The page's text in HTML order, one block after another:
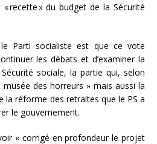
recette » du budget de la Sécurité
Parti socialiste est que ce vote
les débats et d’examiner la
sociale, la partie qui, selon
musée des horreurs » mais aussi la
la réforme des retraites que le PS a
le gouvernement.
« corrigé en profondeur le projet